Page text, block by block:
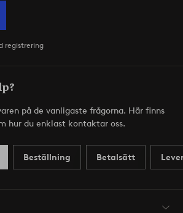
registrering
på de vanligaste frågorna. Här finns
hur du enklast kontaktar oss.
Beställning Betalsätt